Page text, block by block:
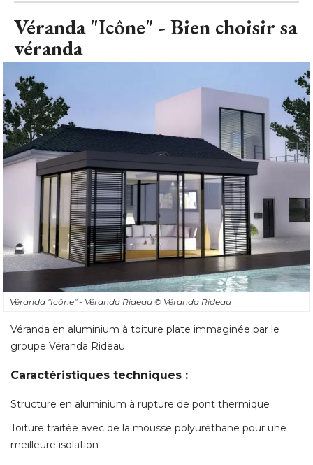
Véranda "Icône" - Véranda Rideau© Véranda Rideau
Véranda en aluminium à toiture plate immaginée par le
groupe Véranda Rideau.
Caractéristiques techniques :
Structure en aluminium à rupture de pont thermique
meilleure isolation
Possibilité d'ajouter des brises soleil en lames d'aluminium
laqué.